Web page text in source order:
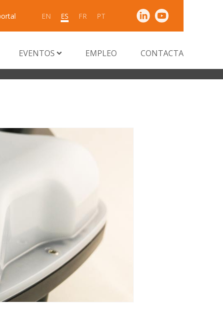
EN ES FR PT
EVENTOS EMPLEO CONTACTA